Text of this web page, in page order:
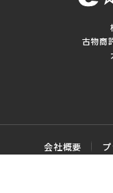
古物商
会社概要